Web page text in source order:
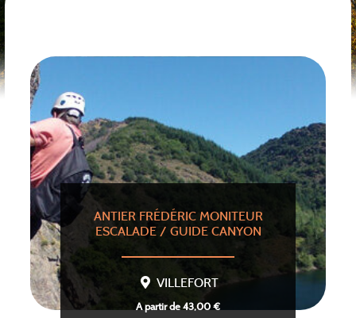
ANTIER FRÉDÉRIC MONITEUR
ESCALADE / GUIDE CANYON
VILLEFORT
A partir de 43,00 €